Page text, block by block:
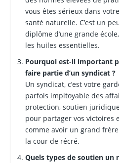
vous êtes sérieux dans
santé naturelle. C’est un
diplôme d’une grande
les huiles essentielles.
Pourquoi est-il important
faire partie d’un syndicat ?
Un syndicat, c’est votre
parfois impitoyable des
protection, soutien
pour partager vos victoires
comme avoir un grand
la cour de récré.
Quels types de soutien un